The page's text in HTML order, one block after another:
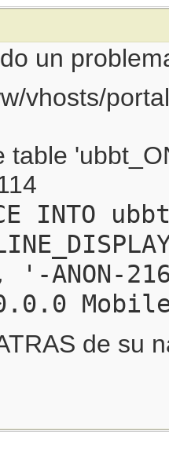
un
vhosts/
table
INTO
, '-
de su